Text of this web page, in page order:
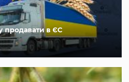
продавати в ЄС